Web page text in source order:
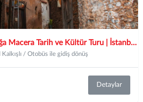
Günübirlik Bursa Doğa Macera Tarih ve Kültür Turu | İstanbul Hareketli |
Kalkışlı / Otobüs ile gidiş dönüş
Detaylar